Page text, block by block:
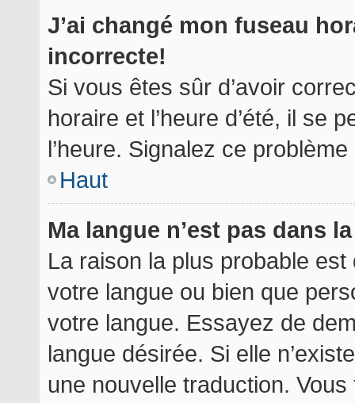
J’ai changé mon fuseau
incorrecte!
Si vous êtes sûr d’avoir
horaire et l’heure d’été, il se
l’heure. Signalez ce problème
Haut
Ma langue n’est pas dans
La raison la plus probable est
votre langue ou bien que
votre langue. Essayez de
langue désirée. Si elle
une nouvelle traduction.